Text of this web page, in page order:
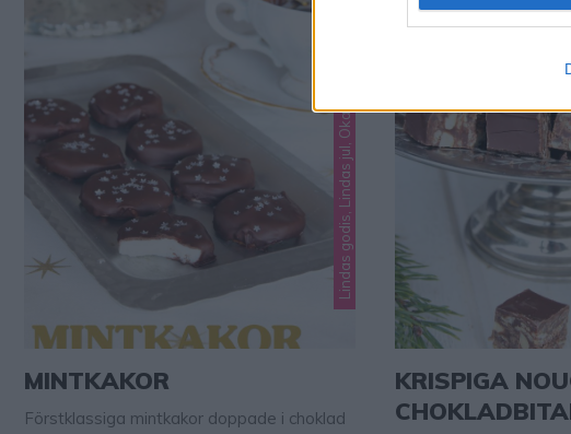
Lindas godis, Lindas jul, Okategoriserade
MINTKAKOR
Förstklassiga mintkakor doppade i choklad
KRISPIGA